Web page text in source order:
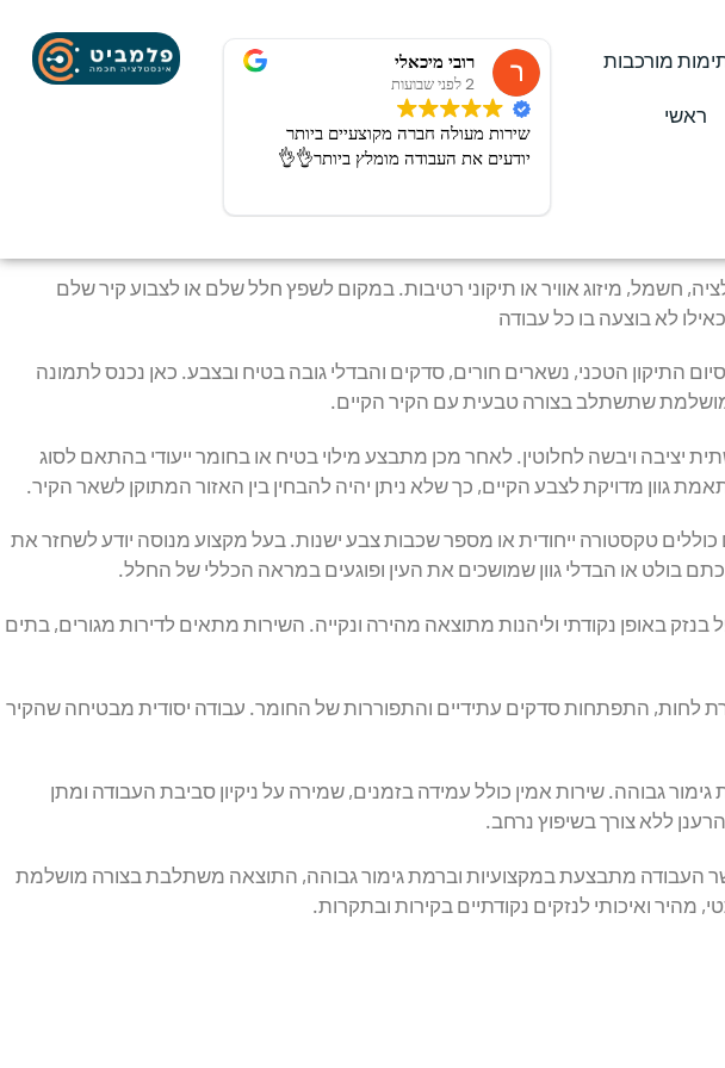
רובי מיכאלי
2 לפני שבועות
שירות מעולה חברה מקוצעיים ביותר
יודעים את העבודה מומלץ ביותר👌👌
מורכבות
ראשי
חשמל, מיזוג אוויר או תיקוני רטיבות. במקום לשפץ חלל שלם או לצבוע קיר שלם
לא בוצעה בו כל עבודה
התיקון הטכני, נשארים חורים, סדקים והבדלי גובה בטיח ובצבע. כאן נכנס לתמונה
מושלמת שתשתלב בצורה טבעית עם הקיר הקיים.
ויבשה לחלוטין. לאחר מכן מתבצע מילוי בטיח או בחומר ייעודי בהתאם לסוג
מדויקת לצבע הקיים, כך שלא ניתן יהיה להבחין בין האזור המתוקן לשאר הקיר.
טקסטורה ייחודית או מספר שכבות צבע ישנות. בעל מקצוע מנוסה יודע לשחזר את
או הבדלי גוון שמושכים את העין ופוגעים במראה הכללי של החלל.
באופן נקודתי וליהנות מתוצאה מהירה ונקייה. השירות מתאים לדירות מגורים, בתים
לחות, התפתחות סדקים עתידיים והתפוררות של החומר. עבודה יסודית מבטיחה שהקיר
גבוהה. שירות אמין כולל עמידה בזמנים, שמירה על ניקיון סביבת העבודה ומתן
ללא צורך בשיפוץ נרחב.
העבודה מתבצעת במקצועיות וברמת גימור גבוהה, התוצאה משתלבת בצורה מושלמת
ואיכותי לנזקים נקודתיים בקירות ובתקרות.